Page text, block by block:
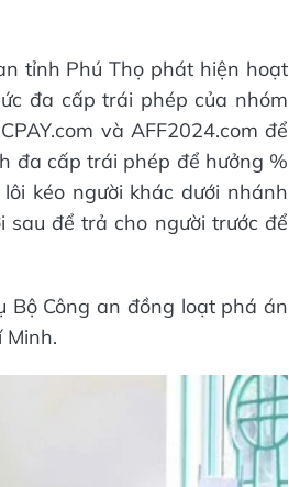
tỉnh Phú Thọ phát hiện hoạt
đa cấp trái phép của nhóm
và AFF2024.com để
đa cấp trái phép để hưởng %
kéo người khác dưới nhánh
sau để trả cho người trước để
Bộ Công an đồng loạt phá án
Minh.